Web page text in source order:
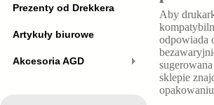
Aby
odpowiada
sklepie
Prezenty od Drekkera
Artykuły biurowe
Akcesoria AGD